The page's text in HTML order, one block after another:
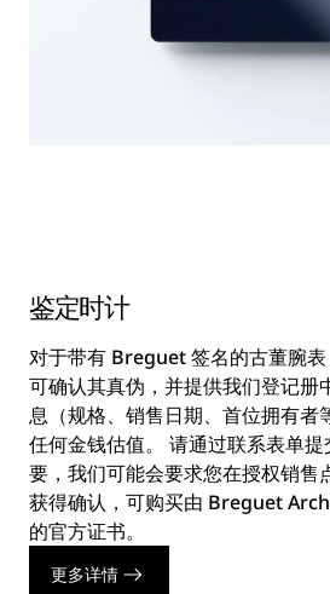
鉴定时计
对于带有 Breguet 签名的古董腕
可确认其真伪，并提供我们登记册
息（规格、销售日期、首位拥有者
任何金钱估值。 请通过联系表单
要，我们可能会要求您在授权销售
获得确认，可购买由 Breguet
的官方证书。
更多详情